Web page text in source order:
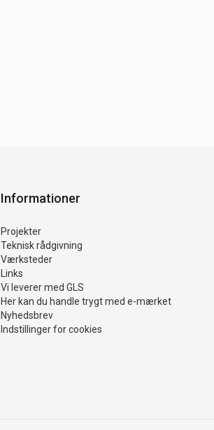
Informationer
Projekter
Teknisk rådgivning
Værksteder
Links
Vi leverer med GLS
Her kan du handle trygt med e-mærket
Nyhedsbrev
Indstillinger for cookies